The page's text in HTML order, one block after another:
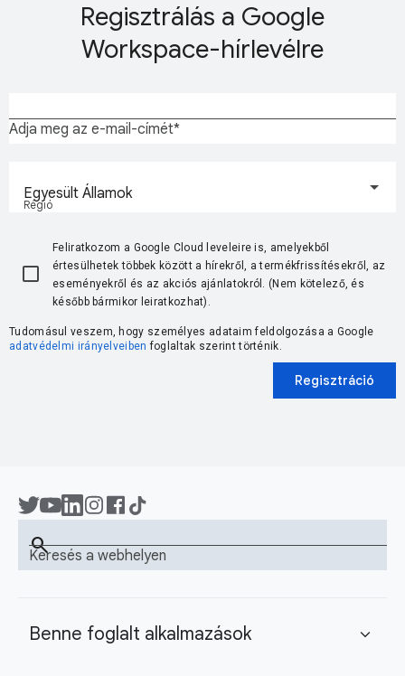
Regisztrálás a Google
Workspace-hírlevélre
Adja meg az e-mail-címét
Régió
Egyesült Államok
Feliratkozom a Google Cloud leveleire is, amelyekből
értesülhetek többek között a hírekről, a termékfrissítésekről, az
eseményekről és az akciós ajánlatokról. (Nem kötelező, és
később bármikor leiratkozhat).
Tudomásul veszem, hogy személyes adataim feldolgozása a Google
adatvédelmi irányelveiben foglaltak szerint történik.
Regisztráció
Keresés a webhelyen
search
Benne foglalt alkalmazások expand_more